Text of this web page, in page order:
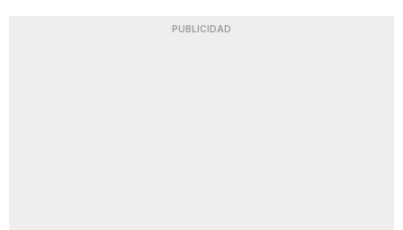
PUBLICIDAD